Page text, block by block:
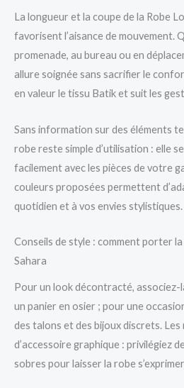
La longueur et la coupe de la Robe
favorisent l’aisance de mouvement.
promenade, au bureau ou en
allure soignée sans sacrifier le
en valeur le tissu Batik et suit les
Sans information sur des éléments
robe reste simple d’utilisation : elle
facilement avec les pièces de votre
couleurs proposées permettent
quotidien et à vos envies stylistiques.
Conseils de style : comment porter
Sahara
Pour un look décontracté, associez-
un panier en osier ; pour une
des talons et des bijoux discrets.
d’accessoire graphique : privilégiez
sobres pour laisser la robe